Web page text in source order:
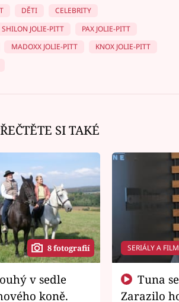
DĚTI
CELEBRITY
SHILON JOLIE-PITT
PAX JOLIE-PITT
MADOXX JOLIE-PITT
KNOX JOLIE-PITT
SI TAKÉ
8 fotografií
koně.
SERIÁLY A
Zarazilo